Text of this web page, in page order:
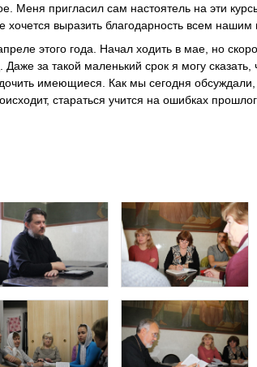
Меня пригласил сам настоятель на эти
выразить благодарность всем нашим
этого года. Начал ходить в мае, но
за такой маленький срок я могу сказать,
имеющиеся. Как мы сегодня
стараться учится на ошибках